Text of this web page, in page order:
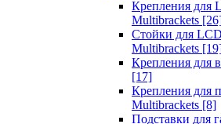
Крепления для
Multibrackets
Стойки для
Multibrackets
Крепления для
[17]
Крепления для
Multibrackets [8]
Подставки для